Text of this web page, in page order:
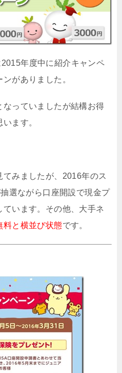
2015年度中に紹介キャンペ
がありました。
っていましたが結構お得
ます。
みましたが、2016年のス
選ながら口座開設で現金プ
います。その他、大手ネ
料と横並び状態です。